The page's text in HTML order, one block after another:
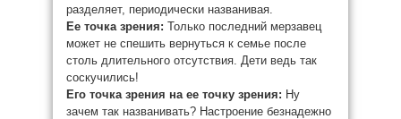
разделяет, периодически названивая.
Ее точка зрения: Только последний мерзавец
может не спешить вернуться к семье после
столь длительного отсутствия. Дети ведь так
соскучились!
Его точка зрения на ее точку зрения: Ну
зачем так названивать? Настроение безнадежно